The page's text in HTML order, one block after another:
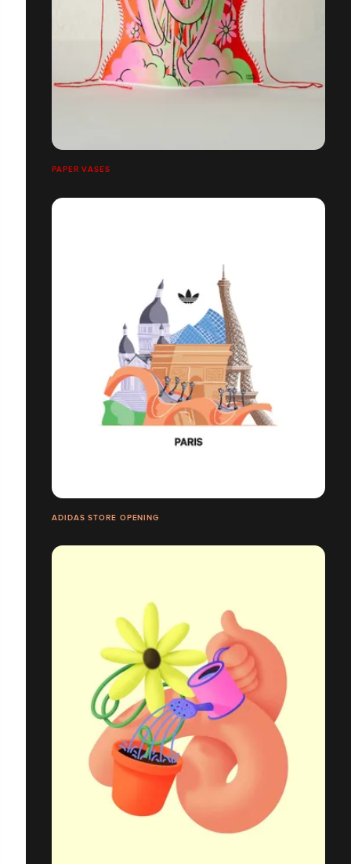
PAPER VASES
ADIDAS STORE OPENING